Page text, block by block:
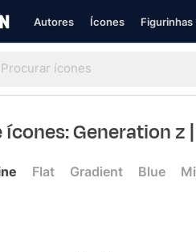
Autores Ícones Figurinhas
ícones: Generation z
Flat Gradient Blue